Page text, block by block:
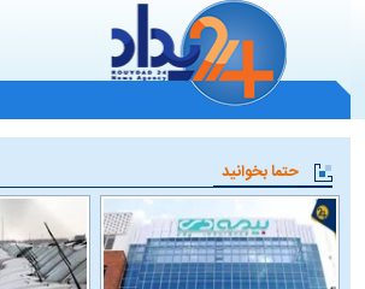
حتما بخوانید